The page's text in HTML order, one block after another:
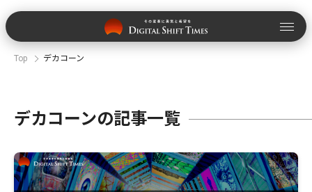
Top デカコーン
デカコーンの記事一覧